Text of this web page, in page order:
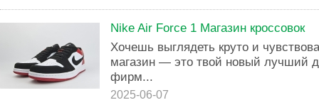
Nike Air Force 1 Магазин кроссовок
Хочешь выглядеть круто и
магазин — это твой новый лучший
фирм...
2025-06-07